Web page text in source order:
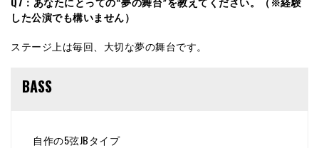
した公演でも構いません）
ステージ上は毎回、大切な夢の舞台です。
BASS
自作の5弦JBタイプ